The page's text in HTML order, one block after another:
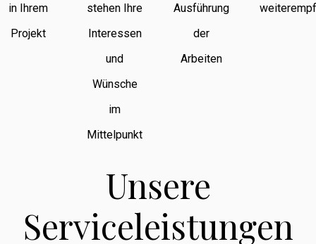
in Ihrem
Projekt
stehen Ihre
Interessen
und
Wünsche
im
Mittelpunkt
Ausführung
der
Arbeiten
Unsere
Serviceleistungen